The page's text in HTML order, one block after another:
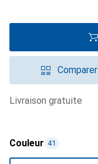
Comparer
livraison gratuite
Couleur 41